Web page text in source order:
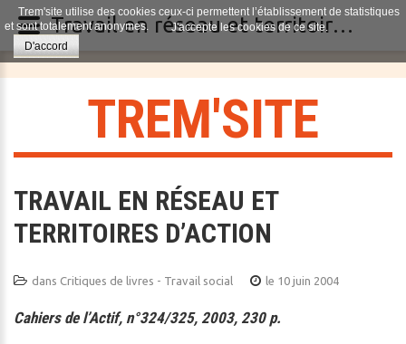
TREM'SITE
TRAVAIL EN RÉSEAU ET
TERRITOIRES D’ACTION
dans Critiques de livres - Travail social le 10 juin 2004
Cahiers de l’Actif, n°324/325, 2003, 230 p.
Trem'site utilise des cookies ceux-ci permettent l’établissement de statistiques
et sont totalement anonymes.
J'accepte les cookies de ce site.
D'accord
Travail en réseau et territoires d’action